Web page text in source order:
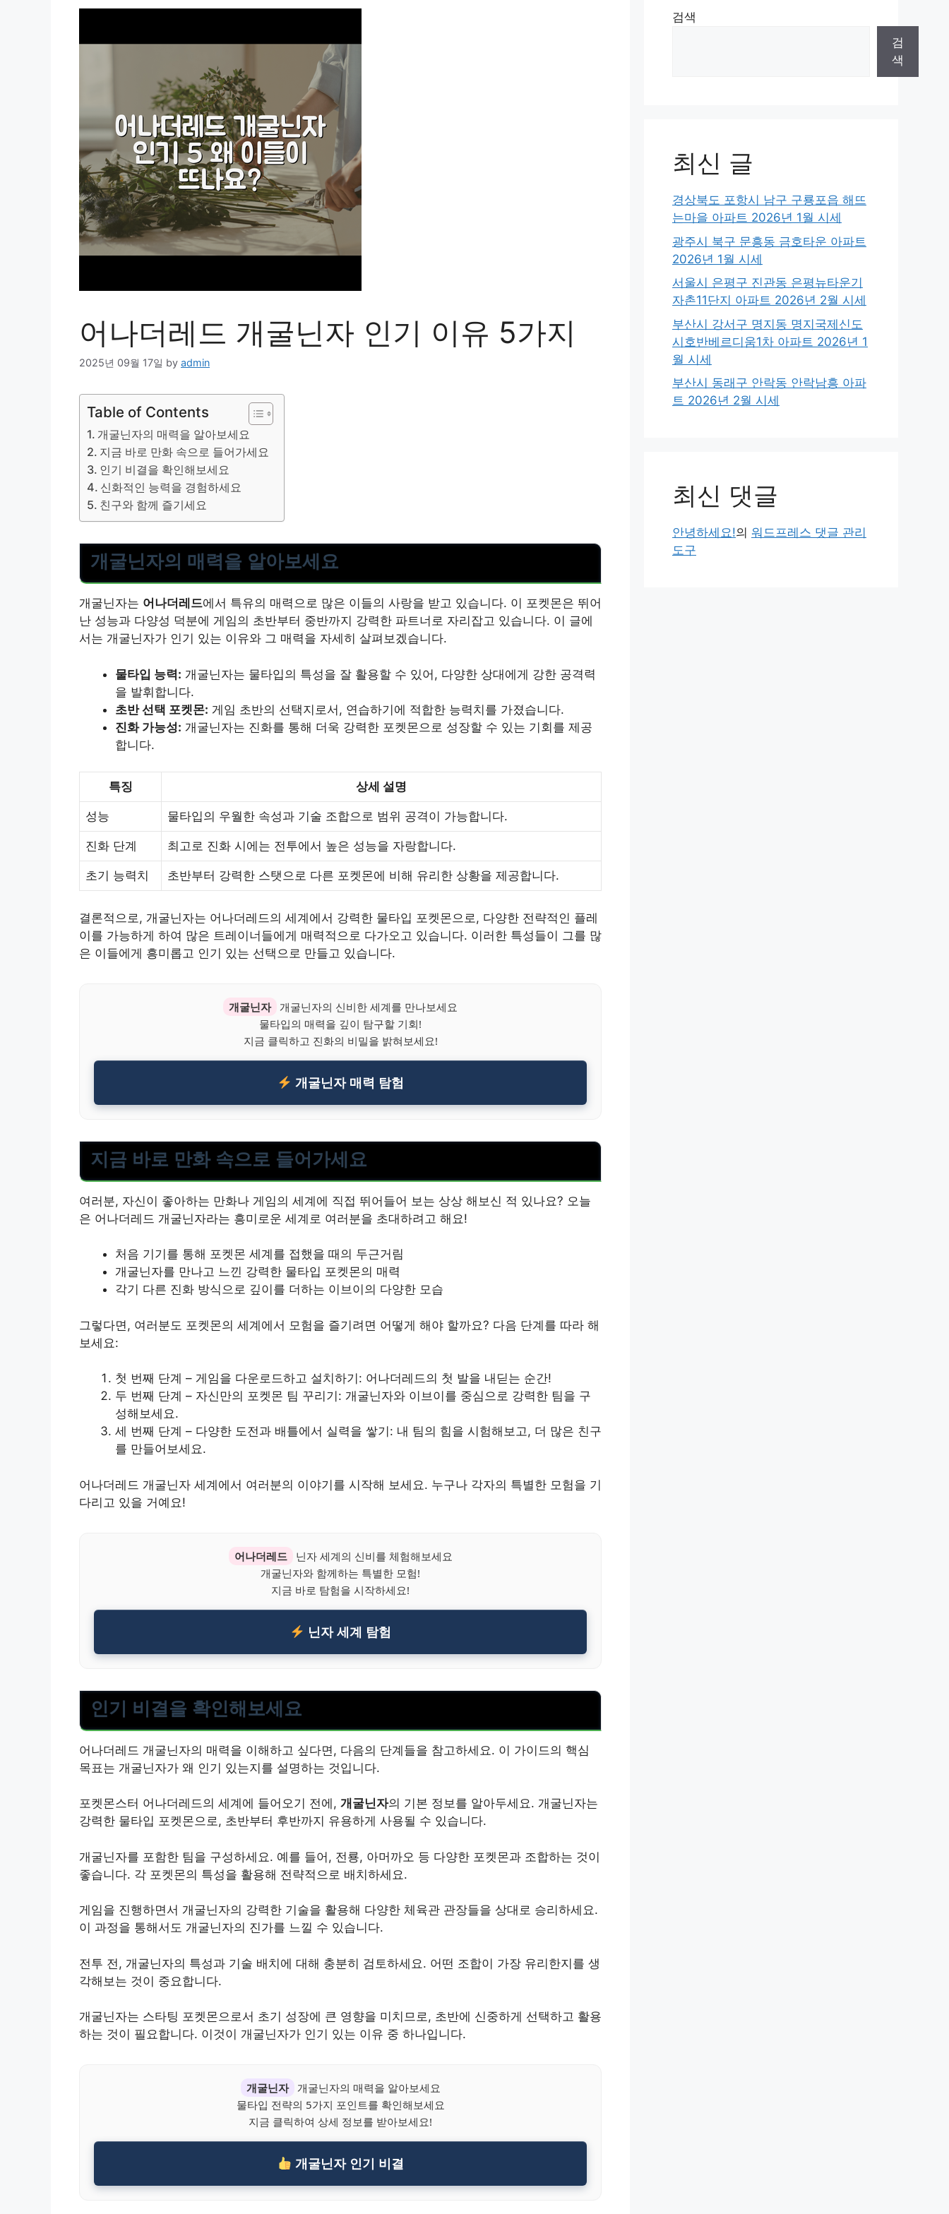
어나더레드 개굴닌자 인기 이유 5가지
2025년 09월 17일 by admin
Table of Contents
개굴닌자의 매력을 알아보세요
지금 바로 만화 속으로 들어가세요
인기 비결을 확인해보세요
신화적인 능력을 경험하세요
친구와 함께 즐기세요
개굴닌자의 매력을 알아보세요
개굴닌자는 어나더레드에서 특유의 매력으로 많은 이들의 사랑을 받고 있습니다. 이 포켓몬은 뛰어
난 성능과 다양성 덕분에 게임의 초반부터 중반까지 강력한 파트너로 자리잡고 있습니다. 이 글에
서는 개굴닌자가 인기 있는 이유와 그 매력을 자세히 살펴보겠습니다.
물타입 능력: 개굴닌자는 물타입의 특성을 잘 활용할 수 있어, 다양한 상대에게 강한 공격력
을 발휘합니다.
초반 선택 포켓몬: 게임 초반의 선택지로서, 연습하기에 적합한 능력치를 가졌습니다.
진화 가능성: 개굴닌자는 진화를 통해 더욱 강력한 포켓몬으로 성장할 수 있는 기회를 제공
합니다.
특징 상세 설명
성능 물타입의 우월한 속성과 기술 조합으로 범위 공격이 가능합니다.
진화 단계 최고로 진화 시에는 전투에서 높은 성능을 자랑합니다.
초기 능력치 초반부터 강력한 스탯으로 다른 포켓몬에 비해 유리한 상황을 제공합니다.
결론적으로, 개굴닌자는 어나더레드의 세계에서 강력한 물타입 포켓몬으로, 다양한 전략적인 플레
이를 가능하게 하여 많은 트레이너들에게 매력적으로 다가오고 있습니다. 이러한 특성들이 그를 많
은 이들에게 흥미롭고 인기 있는 선택으로 만들고 있습니다.
개굴닌자
개굴닌자의 신비한 세계를 만나보세요
물타입의 매력을 깊이 탐구할 기회!
지금 클릭하고 진화의 비밀을 밝혀보세요!
개굴닌자 매력 탐험
지금 바로 만화 속으로 들어가세요
여러분, 자신이 좋아하는 만화나 게임의 세계에 직접 뛰어들어 보는 상상 해보신 적 있나요? 오늘
은 어나더레드 개굴닌자라는 흥미로운 세계로 여러분을 초대하려고 해요!
처음 기기를 통해 포켓몬 세계를 접했을 때의 두근거림
개굴닌자를 만나고 느낀 강력한 물타입 포켓몬의 매력
각기 다른 진화 방식으로 깊이를 더하는 이브이의 다양한 모습
그렇다면, 여러분도 포켓몬의 세계에서 모험을 즐기려면 어떻게 해야 할까요? 다음 단계를 따라 해
보세요:
첫 번째 단계 – 게임을 다운로드하고 설치하기: 어나더레드의 첫 발을 내딛는 순간!
두 번째 단계 – 자신만의 포켓몬 팀 꾸리기: 개굴닌자와 이브이를 중심으로 강력한 팀을 구
성해보세요.
세 번째 단계 – 다양한 도전과 배틀에서 실력을 쌓기: 내 팀의 힘을 시험해보고, 더 많은 친구
를 만들어보세요.
어나더레드 개굴닌자 세계에서 여러분의 이야기를 시작해 보세요. 누구나 각자의 특별한 모험을 기
다리고 있을 거예요!
어나더레드
닌자 세계의 신비를 체험해보세요
개굴닌자와 함께하는 특별한 모험!
지금 바로 탐험을 시작하세요!
닌자 세계 탐험
인기 비결을 확인해보세요
어나더레드 개굴닌자의 매력을 이해하고 싶다면, 다음의 단계들을 참고하세요. 이 가이드의 핵심
목표는 개굴닌자가 왜 인기 있는지를 설명하는 것입니다.
포켓몬스터 어나더레드의 세계에 들어오기 전에, 개굴닌자의 기본 정보를 알아두세요. 개굴닌자는
강력한 물타입 포켓몬으로, 초반부터 후반까지 유용하게 사용될 수 있습니다.
개굴닌자를 포함한 팀을 구성하세요. 예를 들어, 전룡, 아머까오 등 다양한 포켓몬과 조합하는 것이
좋습니다. 각 포켓몬의 특성을 활용해 전략적으로 배치하세요.
게임을 진행하면서 개굴닌자의 강력한 기술을 활용해 다양한 체육관 관장들을 상대로 승리하세요.
이 과정을 통해서도 개굴닌자의 진가를 느낄 수 있습니다.
전투 전, 개굴닌자의 특성과 기술 배치에 대해 충분히 검토하세요. 어떤 조합이 가장 유리한지를 생
각해보는 것이 중요합니다.
개굴닌자는 스타팅 포켓몬으로서 초기 성장에 큰 영향을 미치므로, 초반에 신중하게 선택하고 활용
하는 것이 필요합니다. 이것이 개굴닌자가 인기 있는 이유 중 하나입니다.
개굴닌자
개굴닌자의 매력을 알아보세요
물타입 전략의 5가지 포인트를 확인해보세요
지금 클릭하여 상세 정보를 받아보세요!
개굴닌자 인기 비결
검색
검
색
최신 글
경상북도 포항시 남구 구룡포읍 해뜨
는마을 아파트 2026년 1월 시세
광주시 북구 문흥동 금호타운 아파트
2026년 1월 시세
서울시 은평구 진관동 은평뉴타운기
자촌11단지 아파트 2026년 2월 시세
부산시 강서구 명지동 명지국제신도
시호반베르디움1차 아파트 2026년 1
월 시세
부산시 동래구 안락동 안락남흥 아파
트 2026년 2월 시세
최신 댓글
안녕하세요!의 워드프레스 댓글 관리
도구